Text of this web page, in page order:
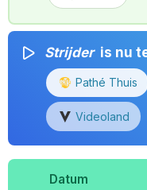
Strijder is nu
Pathé Thuis
Videoland
Datum